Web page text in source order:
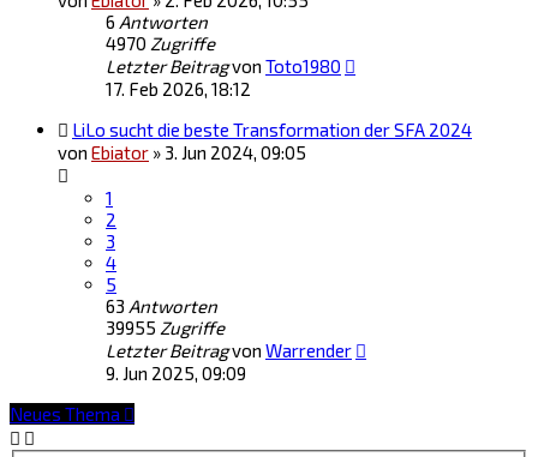
6 Antworten
4970 Zugriffe
Letzter Beitragvon Toto1980
17. Feb 2026, 18:12
LiLo sucht die beste Transformation der SFA 2024
von Ebiator » 3. Jun 2024, 09:05
1
2
3
4
5
63 Antworten
39955 Zugriffe
Letzter Beitragvon Warrender
9. Jun 2025, 09:09
Neues Thema